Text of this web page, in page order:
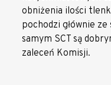
obniżenia ilości
pochodzi głównie
samym SCT są
zaleceń Komisji.